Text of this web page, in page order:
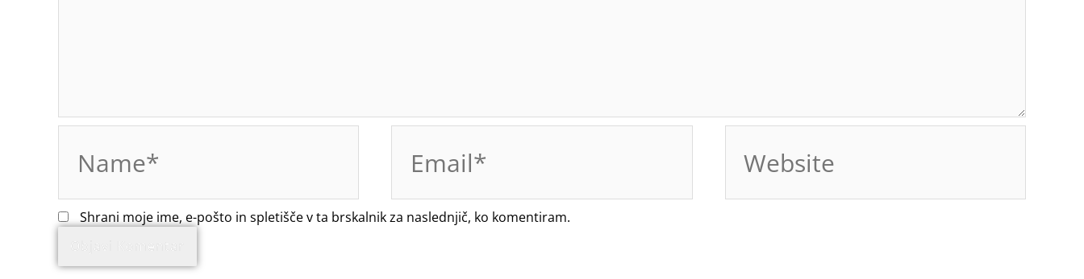
Shrani moje ime, e-pošto in spletišče v ta brskalnik za naslednjič, ko komentiram.